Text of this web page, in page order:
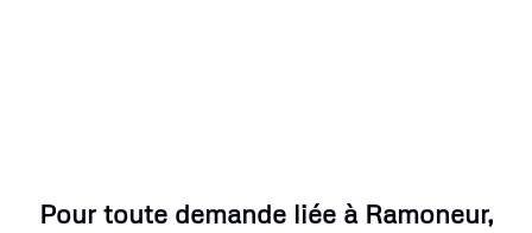
Pour toute demande liée à Ramoneur,